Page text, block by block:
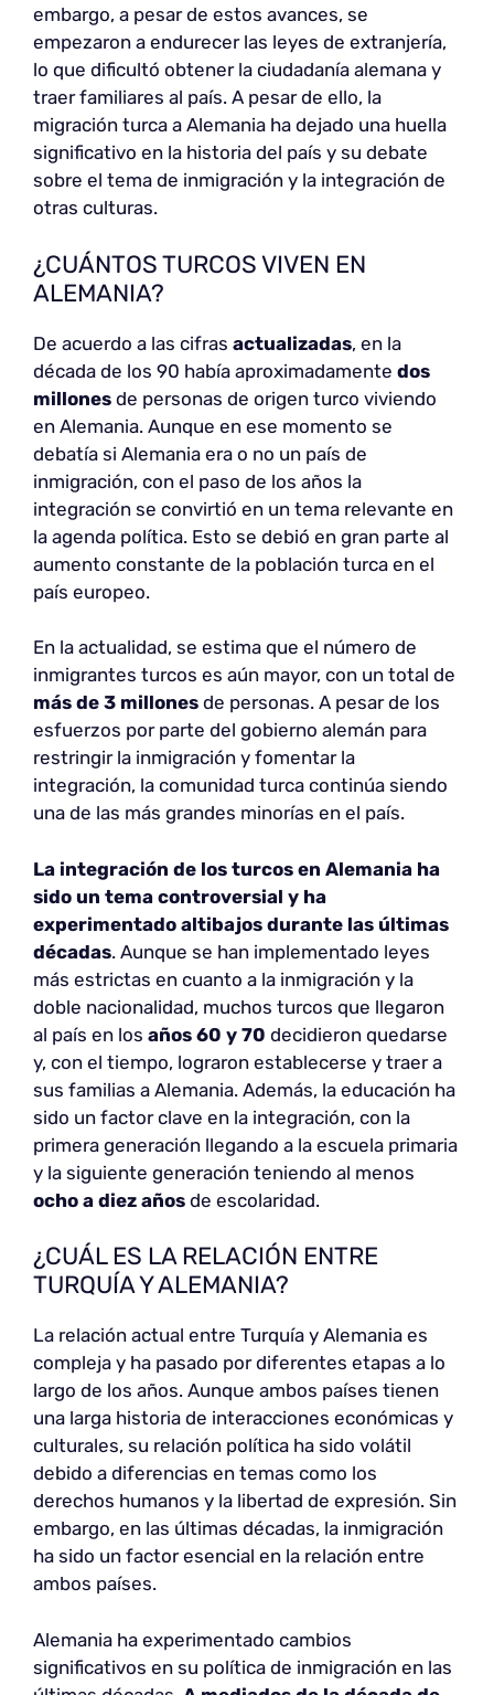
embargo, a pesar de estos avances, se
empezaron a endurecer las leyes de extranjería,
lo que dificultó obtener la ciudadanía alemana y
traer familiares al país. A pesar de ello, la
migración turca a Alemania ha dejado una huella
significativo en la historia del país y su debate
sobre el tema de inmigración y la integración de
otras culturas.
¿CUÁNTOS TURCOS VIVEN EN
ALEMANIA?
De acuerdo a las cifras actualizadas, en la
década de los 90 había aproximadamente dos
millones de personas de origen turco viviendo
en Alemania. Aunque en ese momento se
debatía si Alemania era o no un país de
inmigración, con el paso de los años la
integración se convirtió en un tema relevante en
la agenda política. Esto se debió en gran parte al
aumento constante de la población turca en el
país europeo.
En la actualidad, se estima que el número de
inmigrantes turcos es aún mayor, con un total de
más de 3 millones de personas. A pesar de los
esfuerzos por parte del gobierno alemán para
restringir la inmigración y fomentar la
integración, la comunidad turca continúa siendo
una de las más grandes minorías en el país.
La integración de los turcos en Alemania ha
sido un tema controversial y ha
experimentado altibajos durante las últimas
décadas. Aunque se han implementado leyes
más estrictas en cuanto a la inmigración y la
doble nacionalidad, muchos turcos que llegaron
al país en los años 60 y 70 decidieron quedarse
y, con el tiempo, lograron establecerse y traer a
sus familias a Alemania. Además, la educación ha
sido un factor clave en la integración, con la
primera generación llegando a la escuela primaria
y la siguiente generación teniendo al menos
ocho a diez años de escolaridad.
¿CUÁL ES LA RELACIÓN ENTRE
TURQUÍA Y ALEMANIA?
La relación actual entre Turquía y Alemania es
compleja y ha pasado por diferentes etapas a lo
largo de los años. Aunque ambos países tienen
una larga historia de interacciones económicas y
culturales, su relación política ha sido volátil
debido a diferencias en temas como los
derechos humanos y la libertad de expresión. Sin
embargo, en las últimas décadas, la inmigración
ha sido un factor esencial en la relación entre
ambos países.
Alemania ha experimentado cambios
significativos en su política de inmigración en las